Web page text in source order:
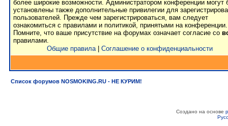
более широкие возможности. Администратором конференции могут
установлены также дополнительные привилегии для
пользователей. Прежде чем зарегистрироваться, вам следует
ознакомиться с правилами и политикой, принятыми на конференции.
Помните, что ваше присутствие на форумах означает согласие со
правилами.
Общие правила| Соглашение о конфиденциальности
Список форумов NOSMOKING.RU - НЕ КУРИМ!
Создано на основе